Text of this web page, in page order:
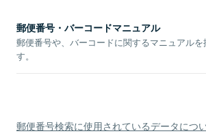
郵便番号・バーコードマニュアル
郵便番号や、バーコードに関するマニュアルを
す。
郵便番号検索に使用されているデータにつ